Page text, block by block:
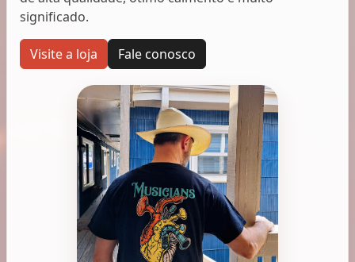
significado.
Visite a loja Fale conosco